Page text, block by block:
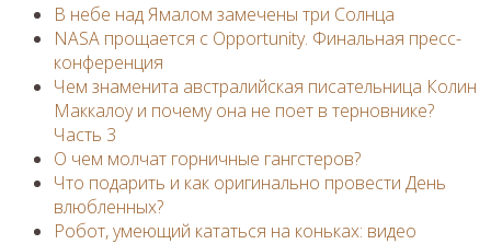
В небе над Ямалом замечены три Солнца
NASA прощается с Opportunity. Финальная пресс-
конференция
Чем знаменита австралийская писательница Колин
Маккалоу и почему она не поет в терновнике?
Часть 3
О чем молчат горничные гангстеров?
Что подарить и как оригинально провести День
влюбленных?
Робот, умеющий кататься на коньках: видео